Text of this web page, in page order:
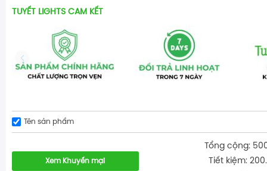
TUYẾT LIGHTS CAM KẾT
Tên sản phẩm
Xem Khuyến mại
Tổng cộng:
Tiết kiệm: